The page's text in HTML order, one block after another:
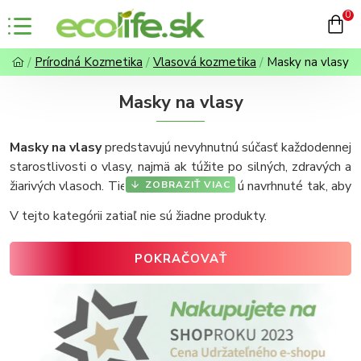
0
Prírodná Kozmetika Vlasová kozmetika Masky na vlasy
Masky na vlasy
Masky na vlasypredstavujú nevyhnutnú súčasť každodennej
starostlivosti o vlasy, najmä ak túžite po silných, zdravých a
žiarivých vlasoch. Tieto intenzívne kúry sú navrhnuté tak, aby
hlboko vyživovali vlasové vlákno, obnovovali jeho štruktúru a
chránili ho pred poškodením. Pravidelným používaním
vlasových masiek môžete výrazne zlepšiť elasticitu, lesk a
celkovú vitalitu vašich vlasov.Prírodné masky na vlasy
využívajú silu rastlinných olejov, bylinných extraktov a
esenciálnych olejov, vďaka čomu sú vhodné aj pre citlivú
pokožku hlavy.
Pre dokonalý výsledok odporúčame vlasové masky
V tejto kategórii zatiaľ nie sú žiadne produkty.
POKRAČOVAŤ